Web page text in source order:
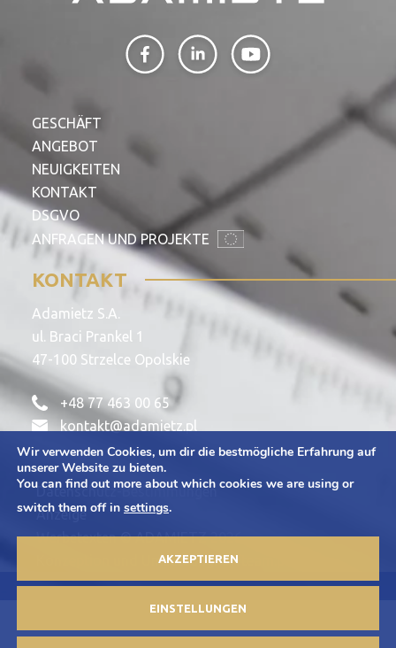
GESCHÄFT
ANGEBOT
NEUIGKEITEN
KONTAKT
DSGVO
ANFRAGEN UND PROJEKTE
KONTAKT
Adamietz S.A.
ul. Braci Prankel 1
47-100 Strzelce Opolskie
+48 77 463 00 65
kontakt@adamietz.pl
Datenschutz-Bestimmungen
Anzeige
Werbetexten © ADAMIETZ 2026
Konzeption und Umsetzung: Offteam.pl
Wir verwenden Cookies, um dir die bestmögliche Erfahrung auf
unserer Website zu bieten.
You can find out more about which cookies we are using or
switch them off in settings.
AKZEPTIEREN
EINSTELLUNGEN